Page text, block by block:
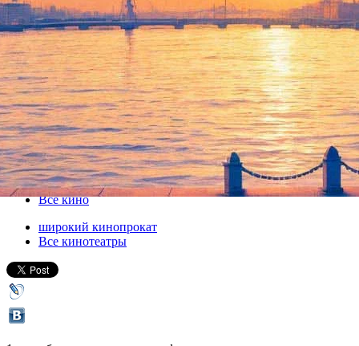
Джейсон Борн возвращается
в кинотеатры
01 сентября 2016, четверг-14 сентября 2016, среда
Версия для печати
Все кино
широкий кинопрокат
Все кинотеатры